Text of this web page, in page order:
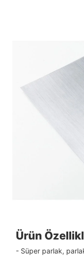
Ürün
- Süper parlak,